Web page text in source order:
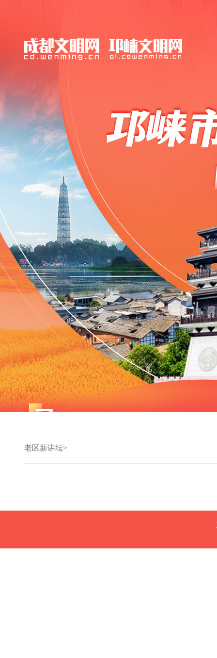
老区新讲坛>